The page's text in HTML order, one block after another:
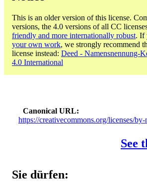
This is an older version of this license.
versions, the 4.0 versions of all CC
friendly and more internationally robust. If
your own work, we strongly recommend
license instead: Deed - Namensnennung-
4.0 International
Canonical URL
https://creativecommons.org/licenses/
See
Sie dürfen: